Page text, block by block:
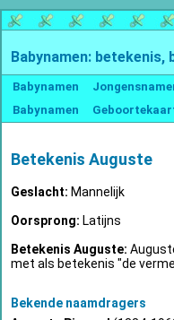
Babynamen: betekenis,
Babynamen
Babynamen
Betekenis Auguste
Geslacht: Mannelijk
Oorsprong: Latijns
Betekenis Auguste:
met als betekenis "de
Bekende naamdragers